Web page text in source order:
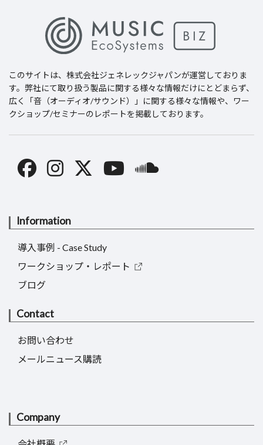
このサイトは、 株式会社ジェネレックジャパンが運営しておりま
す。弊社にて取り扱う製品に関する様々な情報だけにとどまらず、
広く「音（オーディオ/サウンド）」に関する様々な情報や、ワー
クショップ/セミナーのレポートを掲載しております。
Information
導入事例 - Case Study
ワークショップ・レポート
ブログ
Contact
お問い合わせ
メールニュース購読
Company